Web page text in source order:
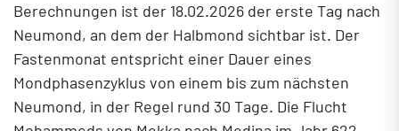
Berechnungen ist der 18.02.2026 der erste Tag nach
Neumond, an dem der Halbmond sichtbar ist. Der
Fastenmonat entspricht einer Dauer eines
Mondphasenzyklus von einem bis zum nächsten
Neumond, in der Regel rund 30 Tage. Die Flucht